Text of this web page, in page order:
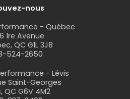
nous
- Québec
1re Avenue
QC G1L 3J8
524-2650
- Lévis
Saint-Georges
QC G6V 4M2